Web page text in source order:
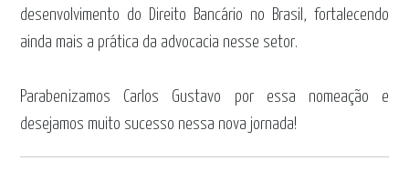
desenvolvimento do Direito Bancário no Brasil, fortalecendo
ainda mais a prática da advocacia nesse setor.
Parabenizamos Carlos Gustavo por essa nomeação e
desejamos muito sucesso nessa nova jornada!